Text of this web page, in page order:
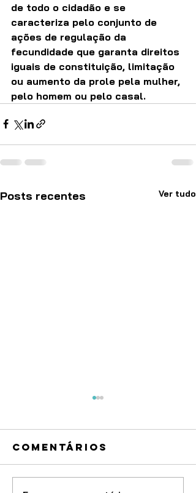
de todo o cidadão e se
caracteriza pelo conjunto de
ações de regulação da
fecundidade que garanta direitos
iguais de constituição, limitação
ou aumento da prole pela mulher,
pelo homem ou pelo casal.
Posts recentes Ver tudo
Comentários